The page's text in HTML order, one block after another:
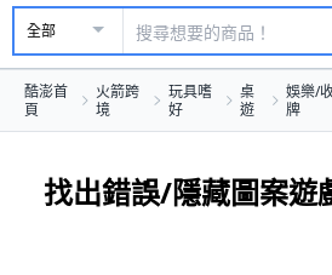
全部
酷澎首
頁
火箭跨
境
玩具嗜
好
桌
遊
娛樂/
牌
找出錯誤/隱藏圖案遊